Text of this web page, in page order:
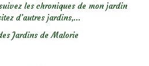
les chroniques de mon jardin
d’autres jardins,...
Jardins de Malorie